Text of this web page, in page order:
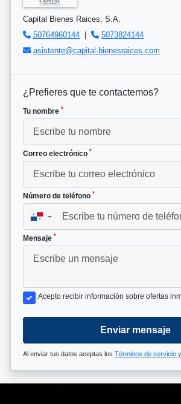
Capital Bienes Raices, S.A.
50764960144 |
5073824144
asistente@capital-bienesraices.com
¿Prefieres que te contactemos?
Tu nombre *
Correo electrónico *
Número de teléfono *
▼
Mensaje *
Acepto recibir información sobre ofertas
Enviar mensaje
Al enviar tus datos aceptas los Términos de servicio